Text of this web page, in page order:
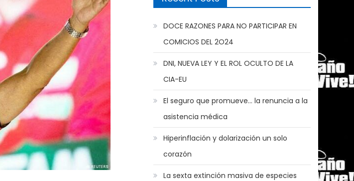
DOCE RAZONES PARA NO PARTICIPAR EN
COMICIOS DEL 2O24
DNI, NUEVA LEY Y EL ROL OCULTO DE LA
CIA-EU
El seguro que promueve… la renuncia a la
asistencia médica
Hiperinflación y dolarización un solo
corazón
La sexta extinción masiva de especies